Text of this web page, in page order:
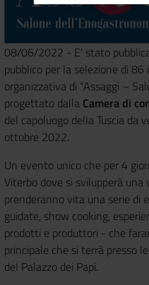
08/06/2022 - E' stato
pubblico per la selezione di
organizzativa di “Assaggi –
progettato dalla Camera di
del capoluogo della Tuscia da
ottobre 2022.
Un evento unico che per 4
Viterbo dove si svilupperà una
prenderanno vita una serie di
guidate, show cooking,
prodotti e produttori - che
principale che si terrà presso
del Palazzo dei Papi.